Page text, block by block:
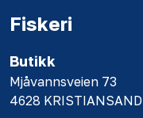
Fiskeri
Butikk
Mjåvannsveien 73
4628 KRISTIANSAND